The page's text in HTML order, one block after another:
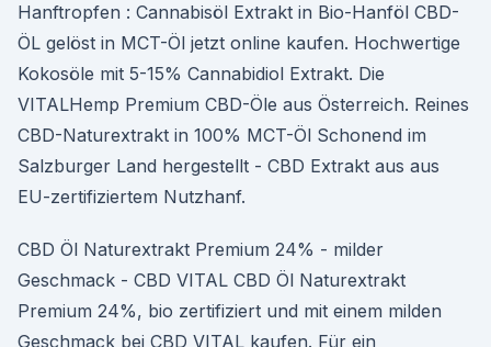
Hanftropfen : Cannabisöl Extrakt in Bio-Hanföl CBD-
ÖL gelöst in MCT-Öl jetzt online kaufen. Hochwertige
Kokosöle mit 5-15% Cannabidiol Extrakt. Die
VITALHemp Premium CBD-Öle aus Österreich. Reines
CBD-Naturextrakt in 100% MCT-Öl Schonend im
Salzburger Land hergestellt - CBD Extrakt aus aus
EU-zertifiziertem Nutzhanf.
CBD Öl Naturextrakt Premium 24% - milder
Geschmack - CBD VITAL CBD Öl Naturextrakt
Premium 24%, bio zertifiziert und mit einem milden
Geschmack bei CBD VITAL kaufen. Für ein